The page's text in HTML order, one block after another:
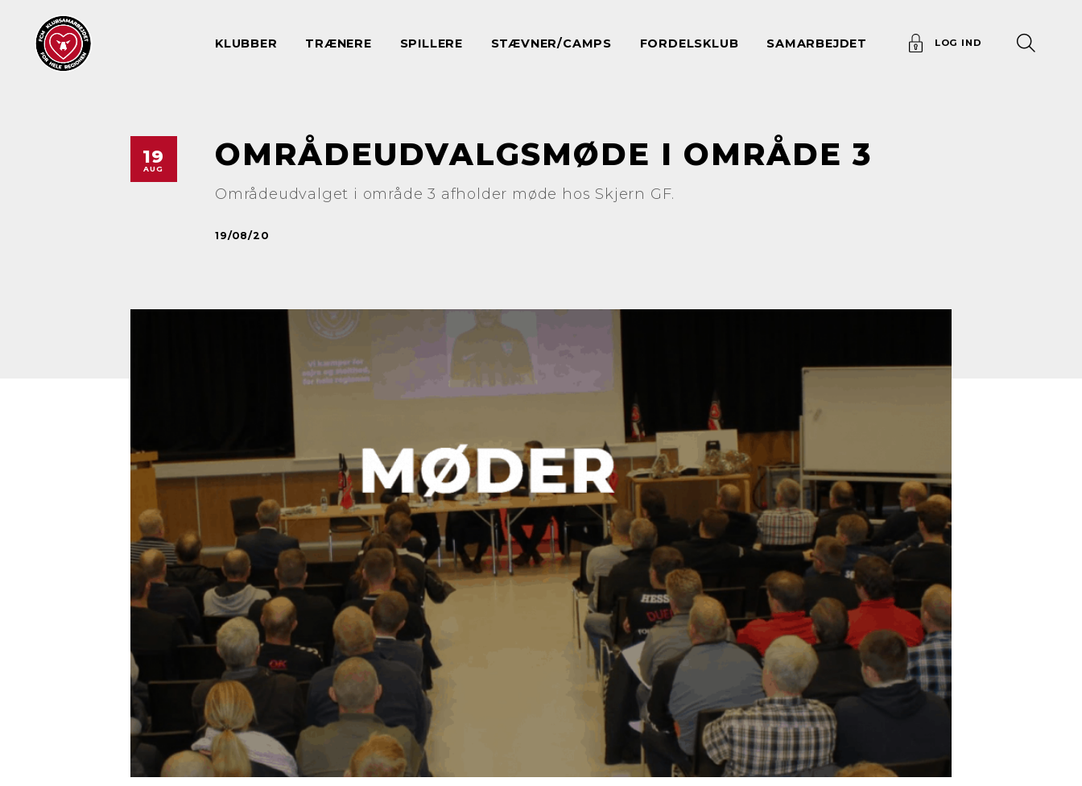
KLUBBER TRÆNERE SPILLERE STÆVNER/CAMPS FORDELSKLUB SAMARBEJDET LOG IND
19
AUG OMRÅDEUDVALGSMØDE I OMRÅDE 3
Områdeudvalget i område 3 afholder møde hos Skjern GF.
19/08/20